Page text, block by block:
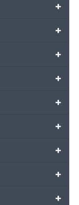
+
+
+
+
+
+
+
+
+